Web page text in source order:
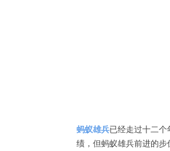
蚂蚁雄兵已经走过十二
绩，但蚂蚁雄兵前进的